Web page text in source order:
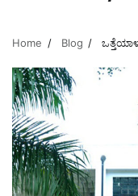
Home Blog